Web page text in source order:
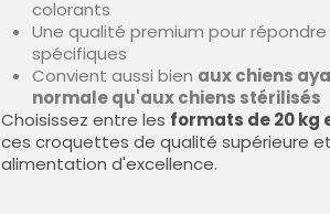
colorants
Une qualité premium pour
spécifiques
Convient aussi bien aux chiens
normale qu'aux chiens stérilisés
Choisissez entre les formats de 20 kg
ces croquettes de qualité supérieure
alimentation d'excellence.